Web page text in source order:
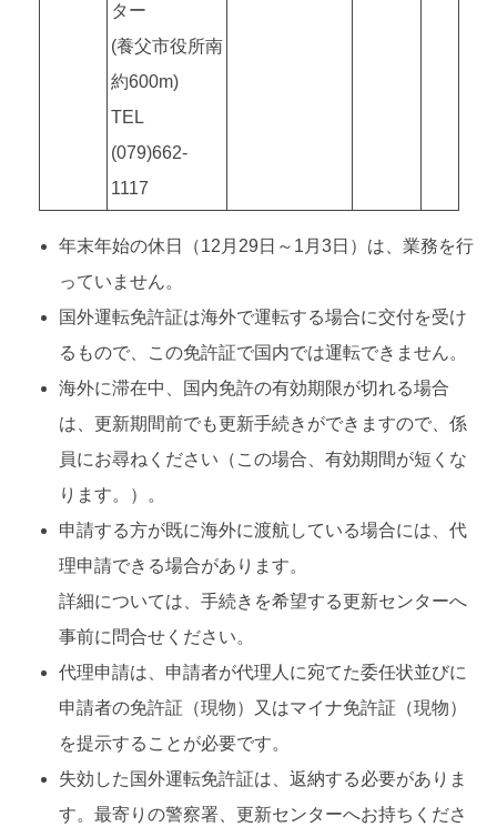
ター
(養父市役所南
約600m)
TEL
(079)662-
1117
年末年始の休日（12月29日～1月3日）は、業務を行
っていません。
国外運転免許証は海外で運転する場合に交付を受け
るもので、この免許証で国内では運転できません。
海外に滞在中、国内免許の有効期限が切れる場合
は、更新期間前でも更新手続きができますので、係
員にお尋ねください（この場合、有効期間が短くな
ります。）。
申請する方が既に海外に渡航している場合には、代
理申請できる場合があります。
詳細については、手続きを希望する更新センターへ
事前に問合せください。
代理申請は、申請者が代理人に宛てた委任状並びに
申請者の免許証（現物）又はマイナ免許証（現物）
を提示することが必要です。
失効した国外運転免許証は、返納する必要がありま
す。最寄りの警察署、更新センターへお持ちくださ